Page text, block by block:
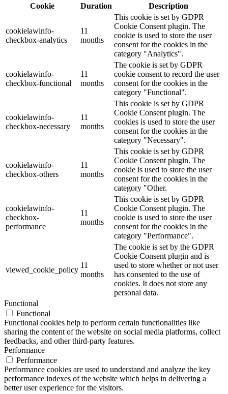
Cookie
Duration Description
cookielawinfo-
checkbox-analytics
11
months
This cookie is set by GDPR
Cookie Consent plugin. The
cookie is used to store the user
consent for the cookies in the
category "Analytics".
cookielawinfo-
checkbox-functional
11
months
The cookie is set by GDPR
cookie consent to record the user
consent for the cookies in the
category "Functional".
cookielawinfo-
checkbox-necessary
11
months
This cookie is set by GDPR
Cookie Consent plugin. The
cookies is used to store the user
consent for the cookies in the
category "Necessary".
cookielawinfo-
checkbox-others
11
months
This cookie is set by GDPR
Cookie Consent plugin. The
cookie is used to store the user
consent for the cookies in the
category "Other.
cookielawinfo-
checkbox-
performance
11
months
This cookie is set by GDPR
Cookie Consent plugin. The
cookie is used to store the user
consent for the cookies in the
category "Performance".
viewed_cookie_policy
11
months
The cookie is set by the GDPR
Cookie Consent plugin and is
used to store whether or not user
has consented to the use of
cookies. It does not store any
personal data.
Functional
Functional
Functional cookies help to perform certain functionalities like
sharing the content of the website on social media platforms, collect
feedbacks, and other third-party features.
Performance
Performance
Performance cookies are used to understand and analyze the key
performance indexes of the website which helps in delivering a
better user experience for the visitors.